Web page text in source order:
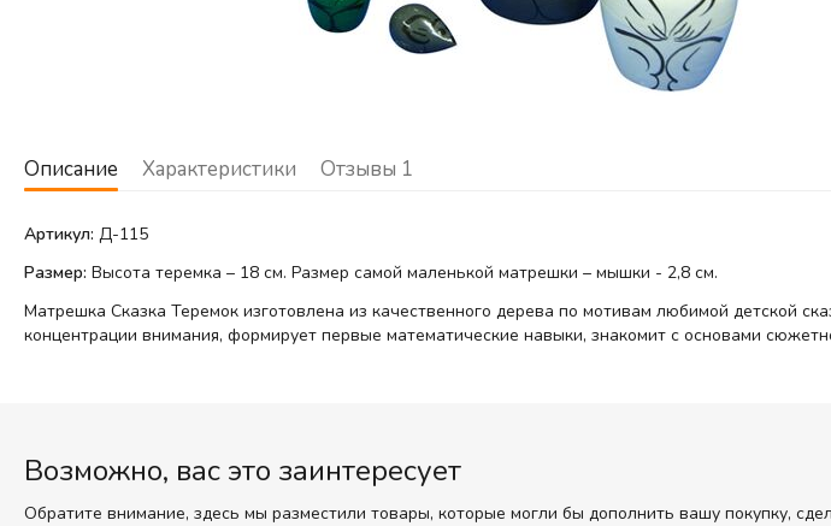
Описание Характеристики Отзывы 1
Артикул: Д-115
Размер: Высота теремка – 18 см. Размер самой маленькой матрешки – мышки - 2,8 см.
Матрешка Сказка Теремок изготовлена из качественного дерева по мотивам любимой детской
концентрации внимания, формирует первые математические навыки, знакомит с основами
Возможно, вас это заинтересует
Обратите внимание, здесь мы разместили товары, которые могли бы дополнить вашу покупку,